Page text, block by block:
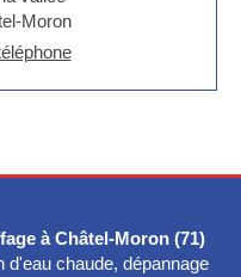
Moron
à Châtel-Moron (71)
d'eau chaude, dépannage